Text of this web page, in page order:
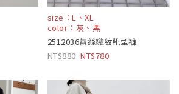
size：L、XL
color：灰、黑
2512036蕾絲織紋靴型褲
880
780